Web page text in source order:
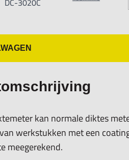
blok
Software en USB kabel)
voor normale diktemetingen
DC-3020C
kan normale diktes
werkstukken met een
meegerekend.